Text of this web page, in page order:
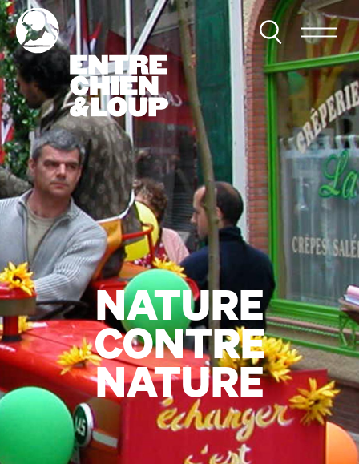
NATURE
CONTRE
NATURE